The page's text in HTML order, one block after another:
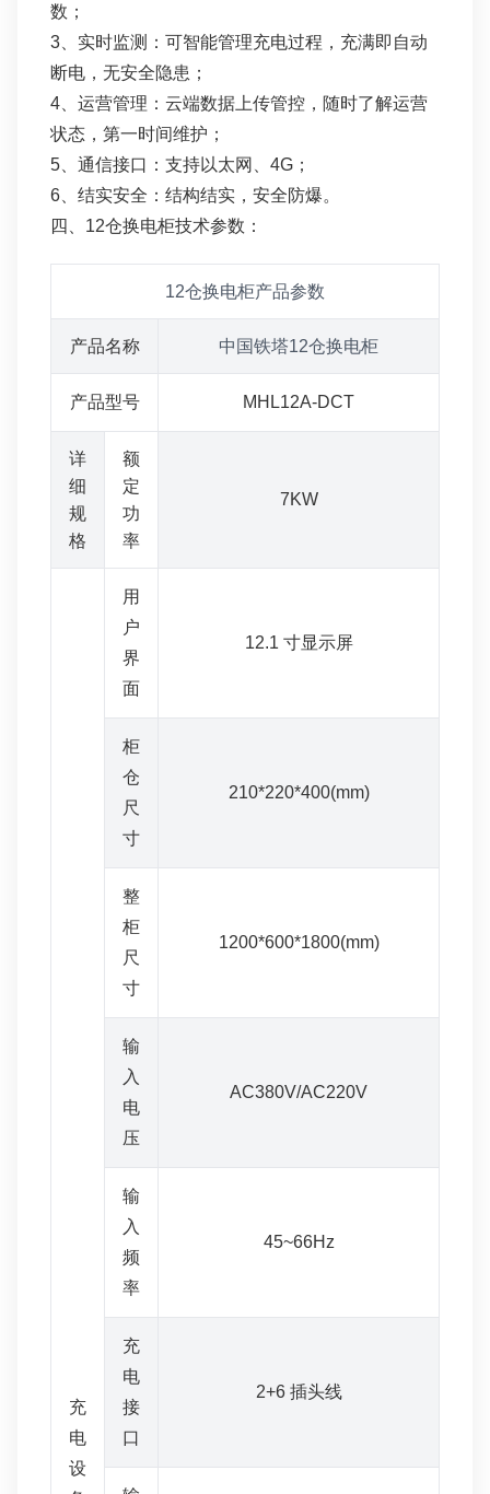
数；
3、实时监测：可智能管理充电过程，充满即⾃动
断电，⽆安全隐患；
4、运营管理：云端数据上传管控，随时了解运营
状态，第⼀时间维护；
5、通信接口：支持以太网、4G；
6、结实安全：结构结实，安全防爆。
四、12仓换电柜技术参数：
12仓换电柜产品参数
产品名称 中国铁塔12仓换电柜
产品型号 MHL12A-DCT
详
细
规
格
额
定
功
率
7KW
充
电
设
用
户
界
面
12.1 寸显示屏
柜
仓
尺
寸
210*220*400(mm)
整
柜
尺
寸
1200*600*1800(mm)
输
入
电
压
AC380V/AC220V
输
入
频
率
45~66Hz
充
电
接
口
2+6 插头线